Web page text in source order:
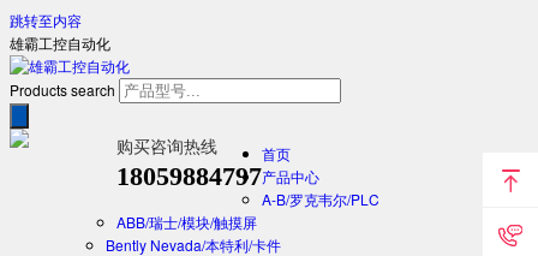
跳转至内容
雄霸工控自动化
Products search
购买咨询热线
18059884797
首页
产品中心
A-B/罗克韦尔/PLC
ABB/瑞士/模块/触摸屏
Bently Nevada/本特利/卡件